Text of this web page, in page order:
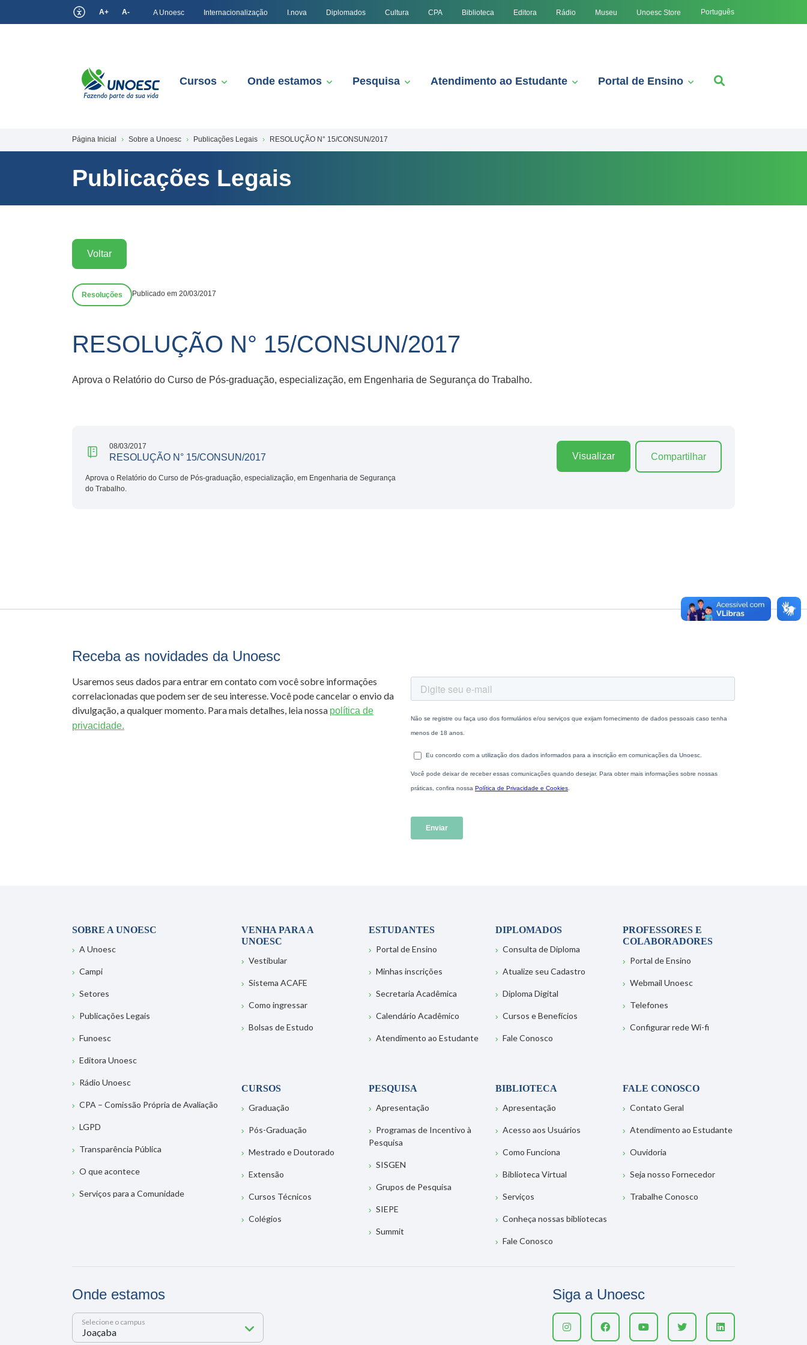
A+ A- A Unoesc Internacionalização I.nova Diplomados Cultura CPA Biblioteca Editora Rádio Museu Unoesc Store Português
Cursos Onde estamos Pesquisa Atendimento ao Estudante Portal de Ensino
Página Inicial Sobre a Unoesc Publicações Legais RESOLUÇÃO N° 15/CONSUN/2017
Publicações Legais
Voltar
Resoluções Publicado em 20/03/2017
RESOLUÇÃO N° 15/CONSUN/2017
Aprova o Relatório do Curso de Pós-graduação, especialização, em Engenharia de Segurança do Trabalho.
08/03/2017
RESOLUÇÃO N° 15/CONSUN/2017
Aprova o Relatório do Curso de Pós-graduação, especialização, em Engenharia de Segurança
do Trabalho.
Visualizar Compartilhar
Receba as novidades da Unoesc
Usaremos seus dados para entrar em contato com você sobre informações
correlacionadas que podem ser de seu interesse. Você pode cancelar o envio da
divulgação, a qualquer momento. Para mais detalhes, leia nossa política de
privacidade.
SOBRE A UNOESC
A Unoesc
Campi
Setores
Publicações Legais
Funoesc
Editora Unoesc
Rádio Unoesc
CPA – Comissão Própria de Avaliação
LGPD
Transparência Pública
O que acontece
Serviços para a Comunidade
VENHA PARA A
UNOESC
Vestibular
Sistema ACAFE
Como ingressar
Bolsas de Estudo
ESTUDANTES
Portal de Ensino
Minhas inscrições
Secretaria Acadêmica
Calendário Acadêmico
Atendimento ao Estudante
DIPLOMADOS
Consulta de Diploma
Atualize seu Cadastro
Diploma Digital
Cursos e Benefícios
Fale Conosco
PROFESSORES E
COLABORADORES
Portal de Ensino
Webmail Unoesc
Telefones
Configurar rede Wi-fi
CURSOS
Graduação
Pós-Graduação
Mestrado e Doutorado
Extensão
Cursos Técnicos
Colégios
PESQUISA
Apresentação
Programas de Incentivo à
Pesquisa
SISGEN
Grupos de Pesquisa
SIEPE
Summit
BIBLIOTECA
Apresentação
Acesso aos Usuários
Como Funciona
Biblioteca Virtual
Serviços
Conheça nossas bibliotecas
Fale Conosco
FALE CONOSCO
Contato Geral
Atendimento ao Estudante
Ouvidoria
Seja nosso Fornecedor
Trabalhe Conosco
Onde estamos
Selecione o campus
Siga a Unoesc